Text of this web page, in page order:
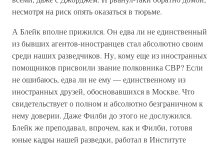
несмотря на риск опять оказаться в тюрьме.
А Блейк вполне прижился. Он едва ли не единственный
из бывших агентов-иностранцев стал абсолютно своим
среди наших разведчиков. Ну, кому еще из иностранных
помощников присвоили звание полковника СВР? Если
не ошибаюсь, едва ли не ему — единственному из
иностранных друзей, обосновавшихся в Москве. Что
свидетельствует о полном и абсолютно безграничном к
нему доверии. Даже Филби до этого не дослужился.
Блейк же преподавал, впрочем, как и Филби, готовя
юные кадры нашей разведки, работал в Институте